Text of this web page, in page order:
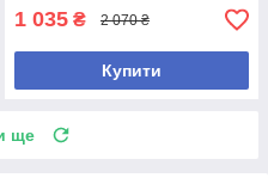
1 035 ₴ 2 070 ₴
Купити
ще